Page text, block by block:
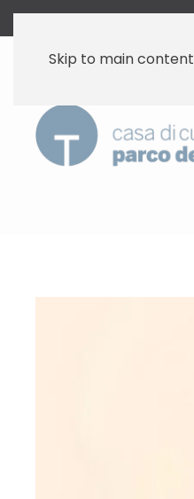
Skip to main content